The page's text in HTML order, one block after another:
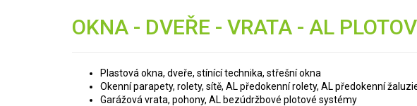
OKNA - DVEŘE - VRATA - AL
Plastová okna, dveře, stínící technika, střešní okna
Okenní parapety, rolety, sítě, AL předokenní rolety, AL předokenní
Garážová vrata, pohony, AL bezúdržbové plotové systémy